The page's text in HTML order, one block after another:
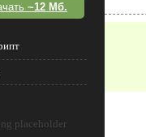
~12 Мб.
placeholder